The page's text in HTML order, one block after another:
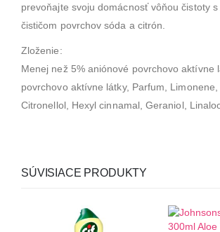
prevoňajte svoju domácnosť vôňou čistoty s
čističom povrchov sóda a citrón.
Zloženie:
Menej než 5% aniónové povrchovo aktívne
povrchovo aktívne látky, Parfum, Limonene,
Citronellol, Hexyl cinnamal, Geraniol,
SÚVISIACE PRODUKTY